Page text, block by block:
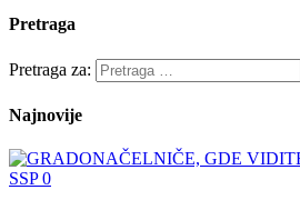
Pretraga
Pretraga za:
Najnovije
SSP0